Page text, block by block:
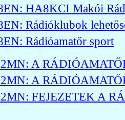
HA8KCI Makói
Rádióklubok
Rádióamatőr sport
A
A
FEJEZETEK A